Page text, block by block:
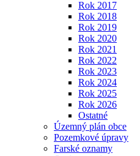
Rok 2017
Rok 2018
Rok 2019
Rok 2020
Rok 2021
Rok 2022
Rok 2023
Rok 2024
Rok 2025
Rok 2026
Ostatné
Územný plán obce
Pozemkové úpravy
Farské oznamy